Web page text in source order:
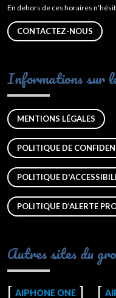
En dehors de ces horaires
CONTACTEZ-NOUS
Informations sur
MENTIONS LÉGALES
POLITIQUE DE
POLITIQUE
POLITIQUE D’ALERTE
Autres sites du
AIPHONE ONE